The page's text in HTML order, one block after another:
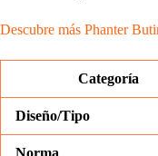
Descubre más Phanter
Categoría
Diseño/Tipo
Norma